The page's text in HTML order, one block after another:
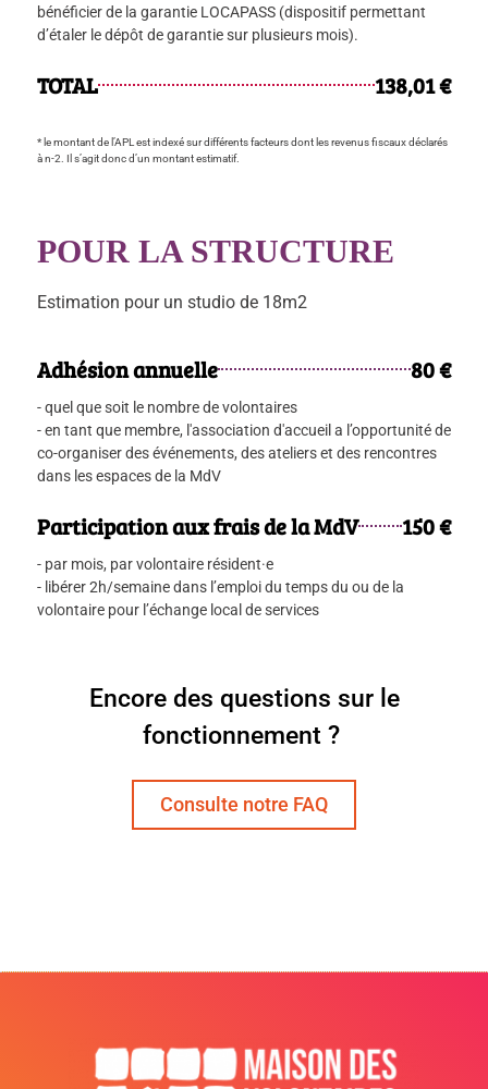
bénéficier de la garantie LOCAPASS (dispositif permettant
d’étaler le dépôt de garantie sur plusieurs mois).
TOTAL 138,01 €
* le montant de l’APL est indexé sur différents facteurs dont les revenus fiscaux déclarés
à n-2. Il s’agit donc d’un montant estimatif.
POUR LA STRUCTURE
Estimation pour un studio de 18m2
Adhésion annuelle 80 €
- quel que soit le nombre de volontaires
- en tant que membre, l'association d'accueil a l’opportunité de
co-organiser des événements, des ateliers et des rencontres
dans les espaces de la MdV
Participation aux frais de la MdV 150 €
- par mois, par volontaire résident·e
- libérer 2h/semaine dans l’emploi du temps du ou de la
volontaire pour l’échange local de services
Encore des questions sur le
fonctionnement ?
Consulte notre FAQ